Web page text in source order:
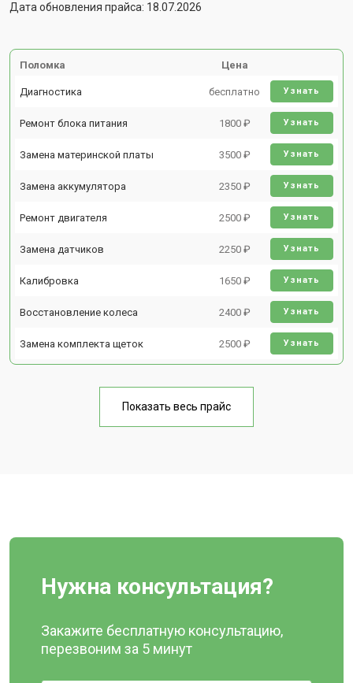
Дата обновления прайса: 18.07.2026
Поломка Цена
Диагностика бесплатно Узнать
Ремонт блока питания 1800 ₽ Узнать
Замена материнской платы 3500 ₽ Узнать
Замена аккумулятора 2350 ₽ Узнать
Ремонт двигателя 2500 ₽ Узнать
Замена датчиков 2250 ₽ Узнать
Калибровка 1650 ₽ Узнать
Восстановление колеса 2400 ₽ Узнать
Замена комплекта щеток 2500 ₽ Узнать
Показать весь прайс
Нужна консультация?
Закажите бесплатную консультацию,
перезвоним за 5 минут